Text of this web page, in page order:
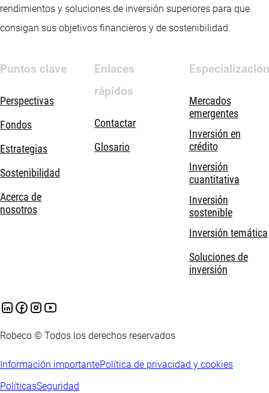
rendimientos y soluciones de inversión superiores para que
consigan sus objetivos financieros y de sostenibilidad.
Puntos clave
Perspectivas
Fondos
Estrategias
Sostenibilidad
Acerca de
nosotros
Enlaces
rápidos
Contactar
Glosario
Especialización
Mercados
emergentes
Inversión en
crédito
Inversión
cuantitativa
Inversión
sostenible
Inversión temática
Soluciones de
inversión
Robeco © Todos los derechos reservados
Información importantePolítica de privacidad y cookies
PolíticasSeguridad